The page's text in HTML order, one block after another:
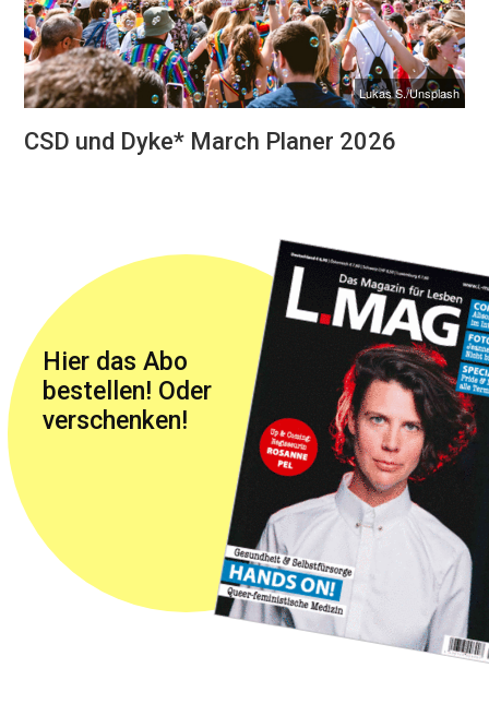
Lukas S./Unsplash
CSD und Dyke* March Planer 2026
Hier das Abo
bestellen! Oder
verschenken!